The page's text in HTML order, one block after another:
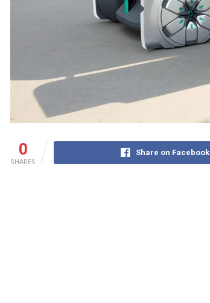
0
SHARES
Share on Facebook